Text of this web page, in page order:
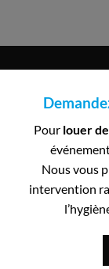
Pour louer
Nous vous
intervention